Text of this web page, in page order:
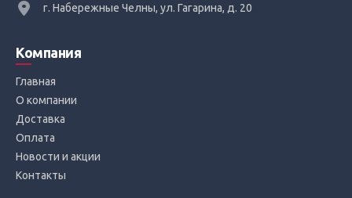
г. Набережные Челны, ул. Гагарина, д. 20
Компания
Главная
О компании
Доставка
Оплата
Новости и акции
Контакты